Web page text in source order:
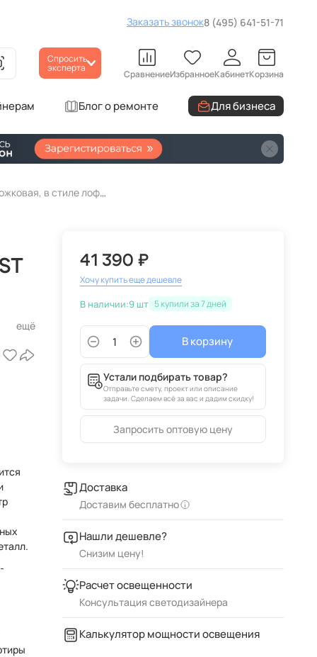
Заказать звонок8 (495) 641-51-71
Спросить
эксперта СравнениеИзбранноеКабинетКорзина
Блог о ремонте Для бизнеса
Люстра подвесная ST Luce Progetto SL815.303.06 светодиодная, рожковая, в стиле лофт, итальянская
41 390 ₽
Хочу купить еще дешевле
В наличии:9 шт 5
В корзину
Устали подбирать товар?
Отправьте смету, проект или описание
задачи. Сделаем всё за вас и дадим скидку!
Запросить оптовую цену
Доставка
Доставим бесплатно
Нашли дешевле?
Снизим цену!
Расчет освещенности
Консультация светодизайнера
Калькулятор мощности освещения